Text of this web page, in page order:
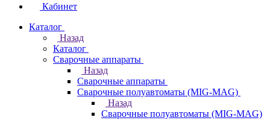
Кабинет
Каталог
Назад
Каталог
Сварочные аппараты
Назад
Сварочные аппараты
Сварочные полуавтоматы (MIG-MAG)
Назад
Сварочные полуавтоматы (MIG-MAG)